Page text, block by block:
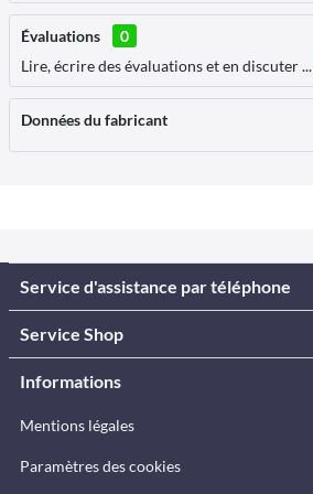
Évaluations
0
Lire, écrire des évaluations et en discuter ...
Données du fabricant
Service d'assistance par téléphone
Service Shop
Informations
Mentions légales
Paramètres des cookies